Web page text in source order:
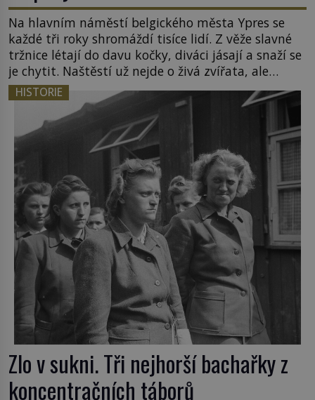
Na hlavním náměstí belgického města Ypres se
každé tři roky shromáždí tisíce lidí. Z věže slavné
tržnice létají do davu kočky, diváci jásají a snaží se
je chytit. Naštěstí už nejde o živá zvířata, ale
jenom o plyšové suvenýry. Kdysi to ale bylo jinak.
Tato veselá podívaná připomíná jeden z
nejpodivnějších a zároveň nejkrutějších zvyků […]
HISTORIE
Zlo v sukni. Tři nejhorší bachařky z
koncentračních táborů